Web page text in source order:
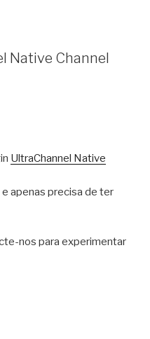
Native Channel
UltraChannel Native
apenas precisa de ter
nos para experimentar